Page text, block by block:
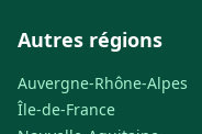
Autres régions
Auvergne-Rhône-Alpes
Île-de-France